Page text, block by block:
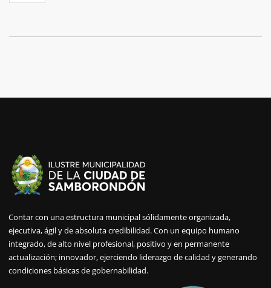
Contar con una estructura municipal sólidamente organizada,
ejecutiva, ágil y de absoluta credibilidad. Con un equipo humano
integrado, de alto nivel profesional, positivo y en permanente
actualización; innovador, ejerciendo liderazgo de calidad y generando
condiciones básicas de gobernabilidad.